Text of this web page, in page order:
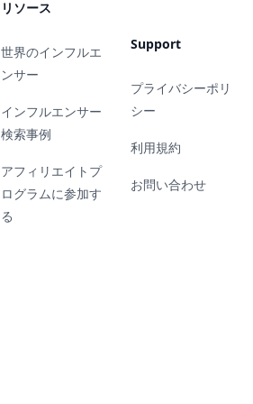
リソース
世界のインフルエ
ンサー
インフルエンサー
検索事例
アフィリエイトプ
ログラムに参加す
る
Support
プライバシーポリ
シー
利用規約
お問い合わせ